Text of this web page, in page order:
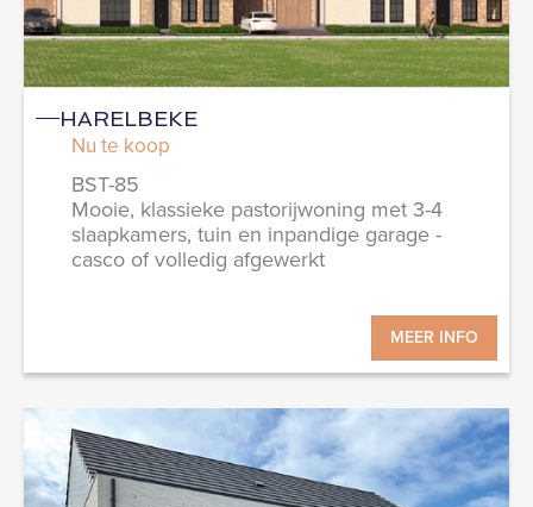
HARELBEKE
Nu te koop
BST-85
Mooie, klassieke pastorijwoning met 3-4
slaapkamers, tuin en inpandige garage -
casco of volledig afgewerkt
MEER INFO